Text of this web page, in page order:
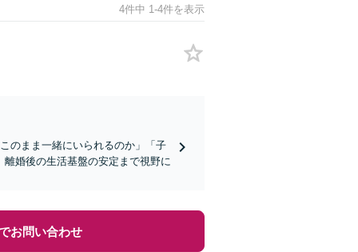
4件中 1-4件を表示
のまま一緒にいられるのか」「子
婚後の生活基盤の安定まで視野に
お問い合わせ